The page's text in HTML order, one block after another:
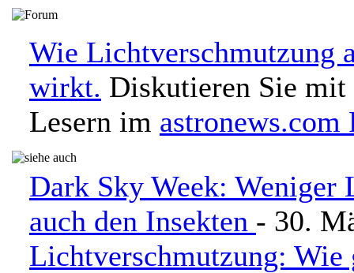
Wie Lichtverschmutzung
wirkt. Diskutieren Sie mit
Lesern im astronews.com
Dark Sky Week:
auch den Insekten - 30.
Lichtverschmutzung: Wie